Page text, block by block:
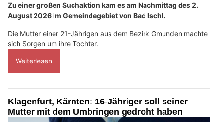
Zu einer großen Suchaktion kam es am Nachmittag des 2.
August 2026 im Gemeindegebiet von Bad Ischl.
Die Mutter einer 21-Jährigen aus dem Bezirk Gmunden machte
sich Sorgen um ihre Tochter.
Weiterlesen
Klagenfurt, Kärnten: 16-Jähriger soll seiner
Mutter mit dem Umbringen gedroht haben